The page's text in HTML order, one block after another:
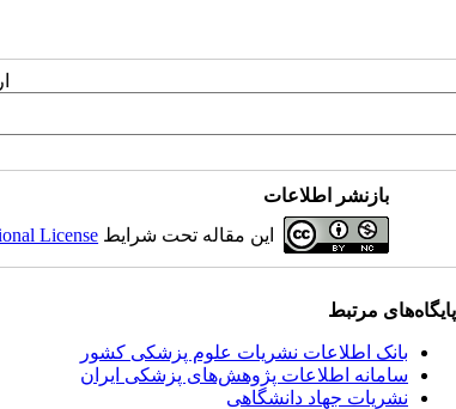
بازنشر اطلاعات
این مقاله تحت شرایط License
پایگاه‌های مرتبط
بانک اطلاعات نشریات علوم پزشکی کشور
سامانه اطلاعات پژوهش‌های پزشکی ایران
نشریات جهاد دانشگاهی